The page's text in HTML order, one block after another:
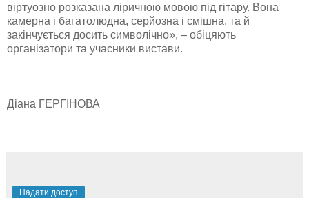
віртуозно розказана ліричною мовою під гітару. Вона
камерна і багатолюдна, серйозна і смішна, та й
закінчується досить символічно», – обіцяють
організатори та учасники вистави.
Діана ГЕРГІНОВА
Надати доступ